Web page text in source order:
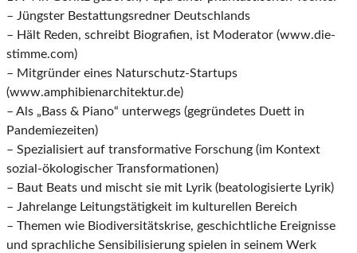
– Jüngster Bestattungsredner Deutschlands
– Hält Reden, schreibt Biografien, ist Moderator (www.die-
stimme.com)
– Mitgründer eines Naturschutz-Startups
(www.amphibienarchitektur.de)
– Als „Bass & Piano“ unterwegs (gegründetes Duett in
Pandemiezeiten)
– Spezialisiert auf transformative Forschung (im Kontext
sozial-ökologischer Transformationen)
– Baut Beats und mischt sie mit Lyrik (beatologisierte Lyrik)
– Jahrelange Leitungstätigkeit im kulturellen Bereich
– Themen wie Biodiversitätskrise, geschichtliche Ereignisse
und sprachliche Sensibilisierung spielen in seinem Werk